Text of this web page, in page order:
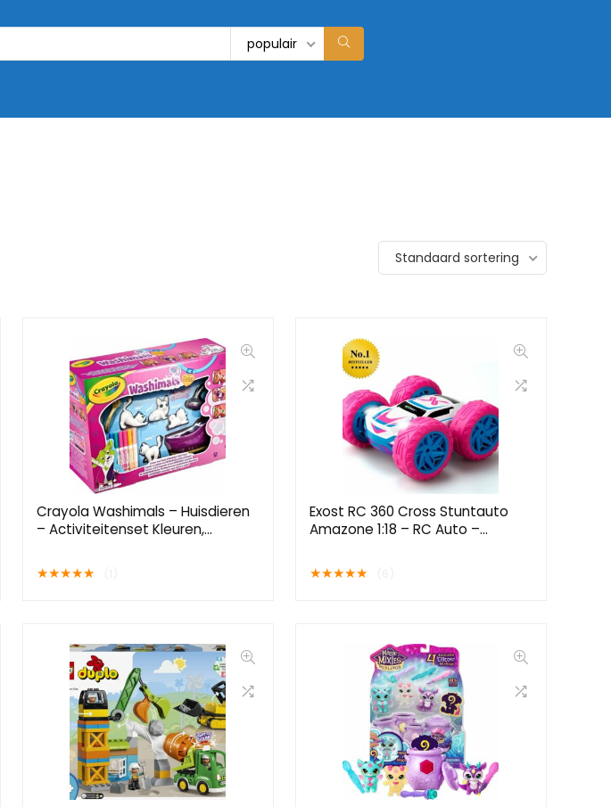
populair
Standaard sortering
Crayola Washimals – Huisdieren
– Activiteitenset Kleuren,
Dieren
★★★★★
Exost RC 360 Cross Stuntauto
Amazone 1:18 – RC Auto –
★★★★★